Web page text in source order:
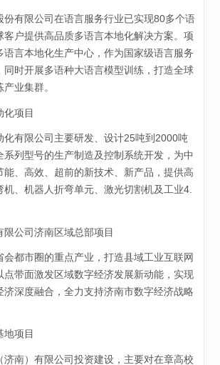
份有限公司在语言服务行业已实现80多个语
客户提供高品质多语言本地化解决方案。项
语言本地化生产中心，作为国家级语言服务
同时开展多语种大语言模型训练，打造全球
业集群。
化项目
化有限公司主要研发、设计25吨到2000吨
系列型号的生产制造及控制系统开发，为中
能、高效、超前的新技术、新产品，提供高
机、机器人折弯单元、激光切割机及工业4.
限公司济南区域总部项目
会都市圈的重点产业，打造县域工业互联网
点带面激发区域数字经济发展新动能，实现
济深度融合，全力支持济南市数字经济战略
地项目
济南）有限公司投资建设，主要对在章高校